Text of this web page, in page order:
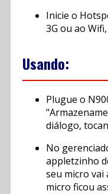
Inicie o
3G ou ao
Usando:
Plugue o
diálogo,
No
appletzinho
seu micro vai
micro ficou